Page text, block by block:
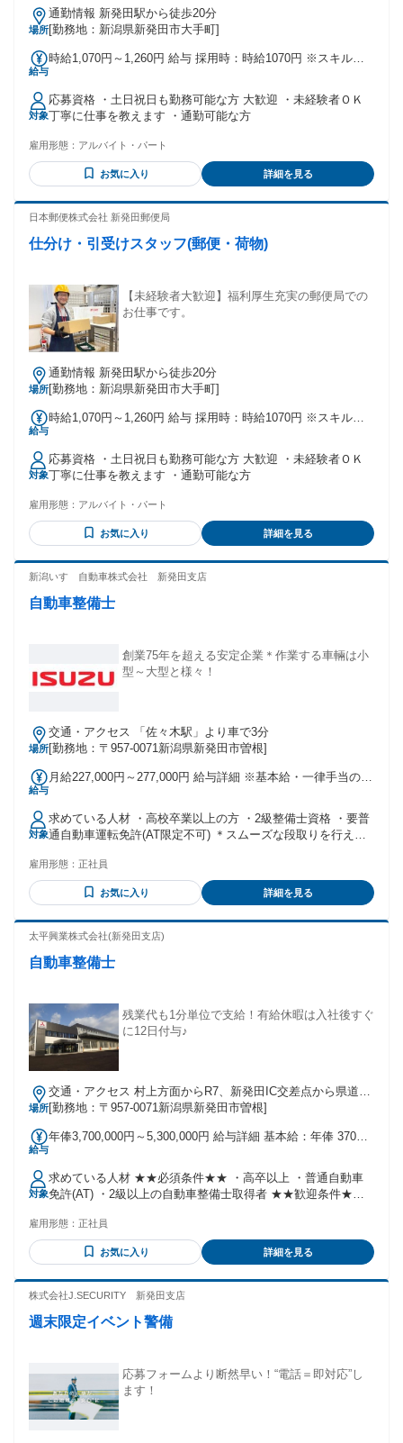
場所
通勤情報 新発田駅から徒歩20分
[勤務地：新潟県新発田市大手町]
給与
時給1,070円～1,260円 給与 採用時：時給1070円 ※スキルに
手当等支給/有休・賞与・昇給・正社員登用制度あり ※試用期
間があります（2か月間・同条件）
対象
応募資格 ・土日祝日も勤務可能な方 大歓迎 ・未経験者ＯＫ
丁寧に仕事を教えます ・通勤可能な方
雇用形態： アルバイト・パート
お気に入り 詳細を見る
日本郵便株式会社 新発田郵便局
仕分け・引受けスタッフ(郵便・荷物)
【未経験者大歓迎】福利厚生充実の郵便局での
お仕事です。
場所
通勤情報 新発田駅から徒歩20分
[勤務地：新潟県新発田市大手町]
給与
時給1,070円～1,260円 給与 採用時：時給1070円 ※スキルに
手当等支給/有休・賞与・昇給・正社員登用制度あり ※試用期
間があります（2か月間・同条件）
対象
応募資格 ・土日祝日も勤務可能な方 大歓迎 ・未経験者ＯＫ
丁寧に仕事を教えます ・通勤可能な方
雇用形態： アルバイト・パート
お気に入り 詳細を見る
新潟いすゞ自動車株式会社 新発田支店
自動車整備士
創業75年を超える安定企業＊作業する車輛は小
型～大型と様々！
場所
交通・アクセス 「佐々木駅」より車で3分
[勤務地：〒957-0071新潟県新発田市曽根]
給与
月給227,000円～277,000円 給与詳細 ※基本給・一律手当の総
手当】 全員に一律で支払われる通勤・皆勤・家族手当金額：
なし 全員に一律で支払われるその他手当金額：あり 1ヶ月あ
たり7000円 ＜一律手当＞ ・資格手当(2級整備士：7000円) ＜
諸手当＞ ・通勤手当/交通費支給 (650円×片道距離/km、上限
(配偶者：月4000円 他扶養家族：月2000円/人) ＜昇給あり＞
年1回/4月 ＜賞与あり＞ 年2回/7月・12月
対象
求めている人材 ・高校卒業以上の方 ・2級整備士資格 ・要普
通自動車運転免許(AT限定不可) ＊スムーズな段取りを行える
も気を配って業務ができる方を 歓迎します。 ＊自動車整備
士、トラック整備士、 バイク整備士等の経験が活かせます。
雇用形態： 正社員
お気に入り 詳細を見る
太平興業株式会社(新発田支店)
自動車整備士
残業代も1分単位で支給！有給休暇は入社後すぐ
に12日付与♪
場所
交通・アクセス 村上方面からR7、新発田IC交差点から県道26
号線へ、約2km先右側
[勤務地：〒957-0071新潟県新発田市曽根]
給与
年俸3,700,000円～5,300,000円 給与詳細 基本給：年俸 370万
支払われる通勤・皆勤・家族手当金額：なし 全員に一律で支
払われるその他手当金額：なし ■ 給与 年収370万円～530万円
（残業代+賞与込み） ※賞与年3回 （昨年度支給実績 年2.78
ヶ月分） ※経験や年齢等と 考慮の上で決定します。 ※試用
下記の年収が目安となります。 初年度年収 300万円～ ※試用
期間3ヵ月（期間中同条件） ■ 別途手当 ・通勤手当（月額支
給上限 15,000円） ・大型免許手当（2000円／月） ※大型免
許の取得支援制度有り （条件有り） ・牽引免許手当（1000円
／月） ・メーカー手当 5万円（一時金） ・賞与年2回 ※昨年
度支給実績 年2.78ヶ月分 ・マイカー通勤OK(ガソリン代支給)
対象
求めている人材 ★★必須条件★★ ・高卒以上 ・普通自動車
免許(AT) ・2級以上の自動車整備士取得者 ★★歓迎条件★★
探されている方 ・プライベートを両立しながら働きたい ・自
動車ディーラーとして働いている方 自動車メーカー工場・板
金屋・カー用品店 ガソリンスタンド等で 勤務されていた方な
雇用形態： 正社員
お気に入り 詳細を見る
株式会社J.SECURITY 新発田支店
週末限定イベント警備
応募フォームより断然早い！“電話＝即対応”し
ます！